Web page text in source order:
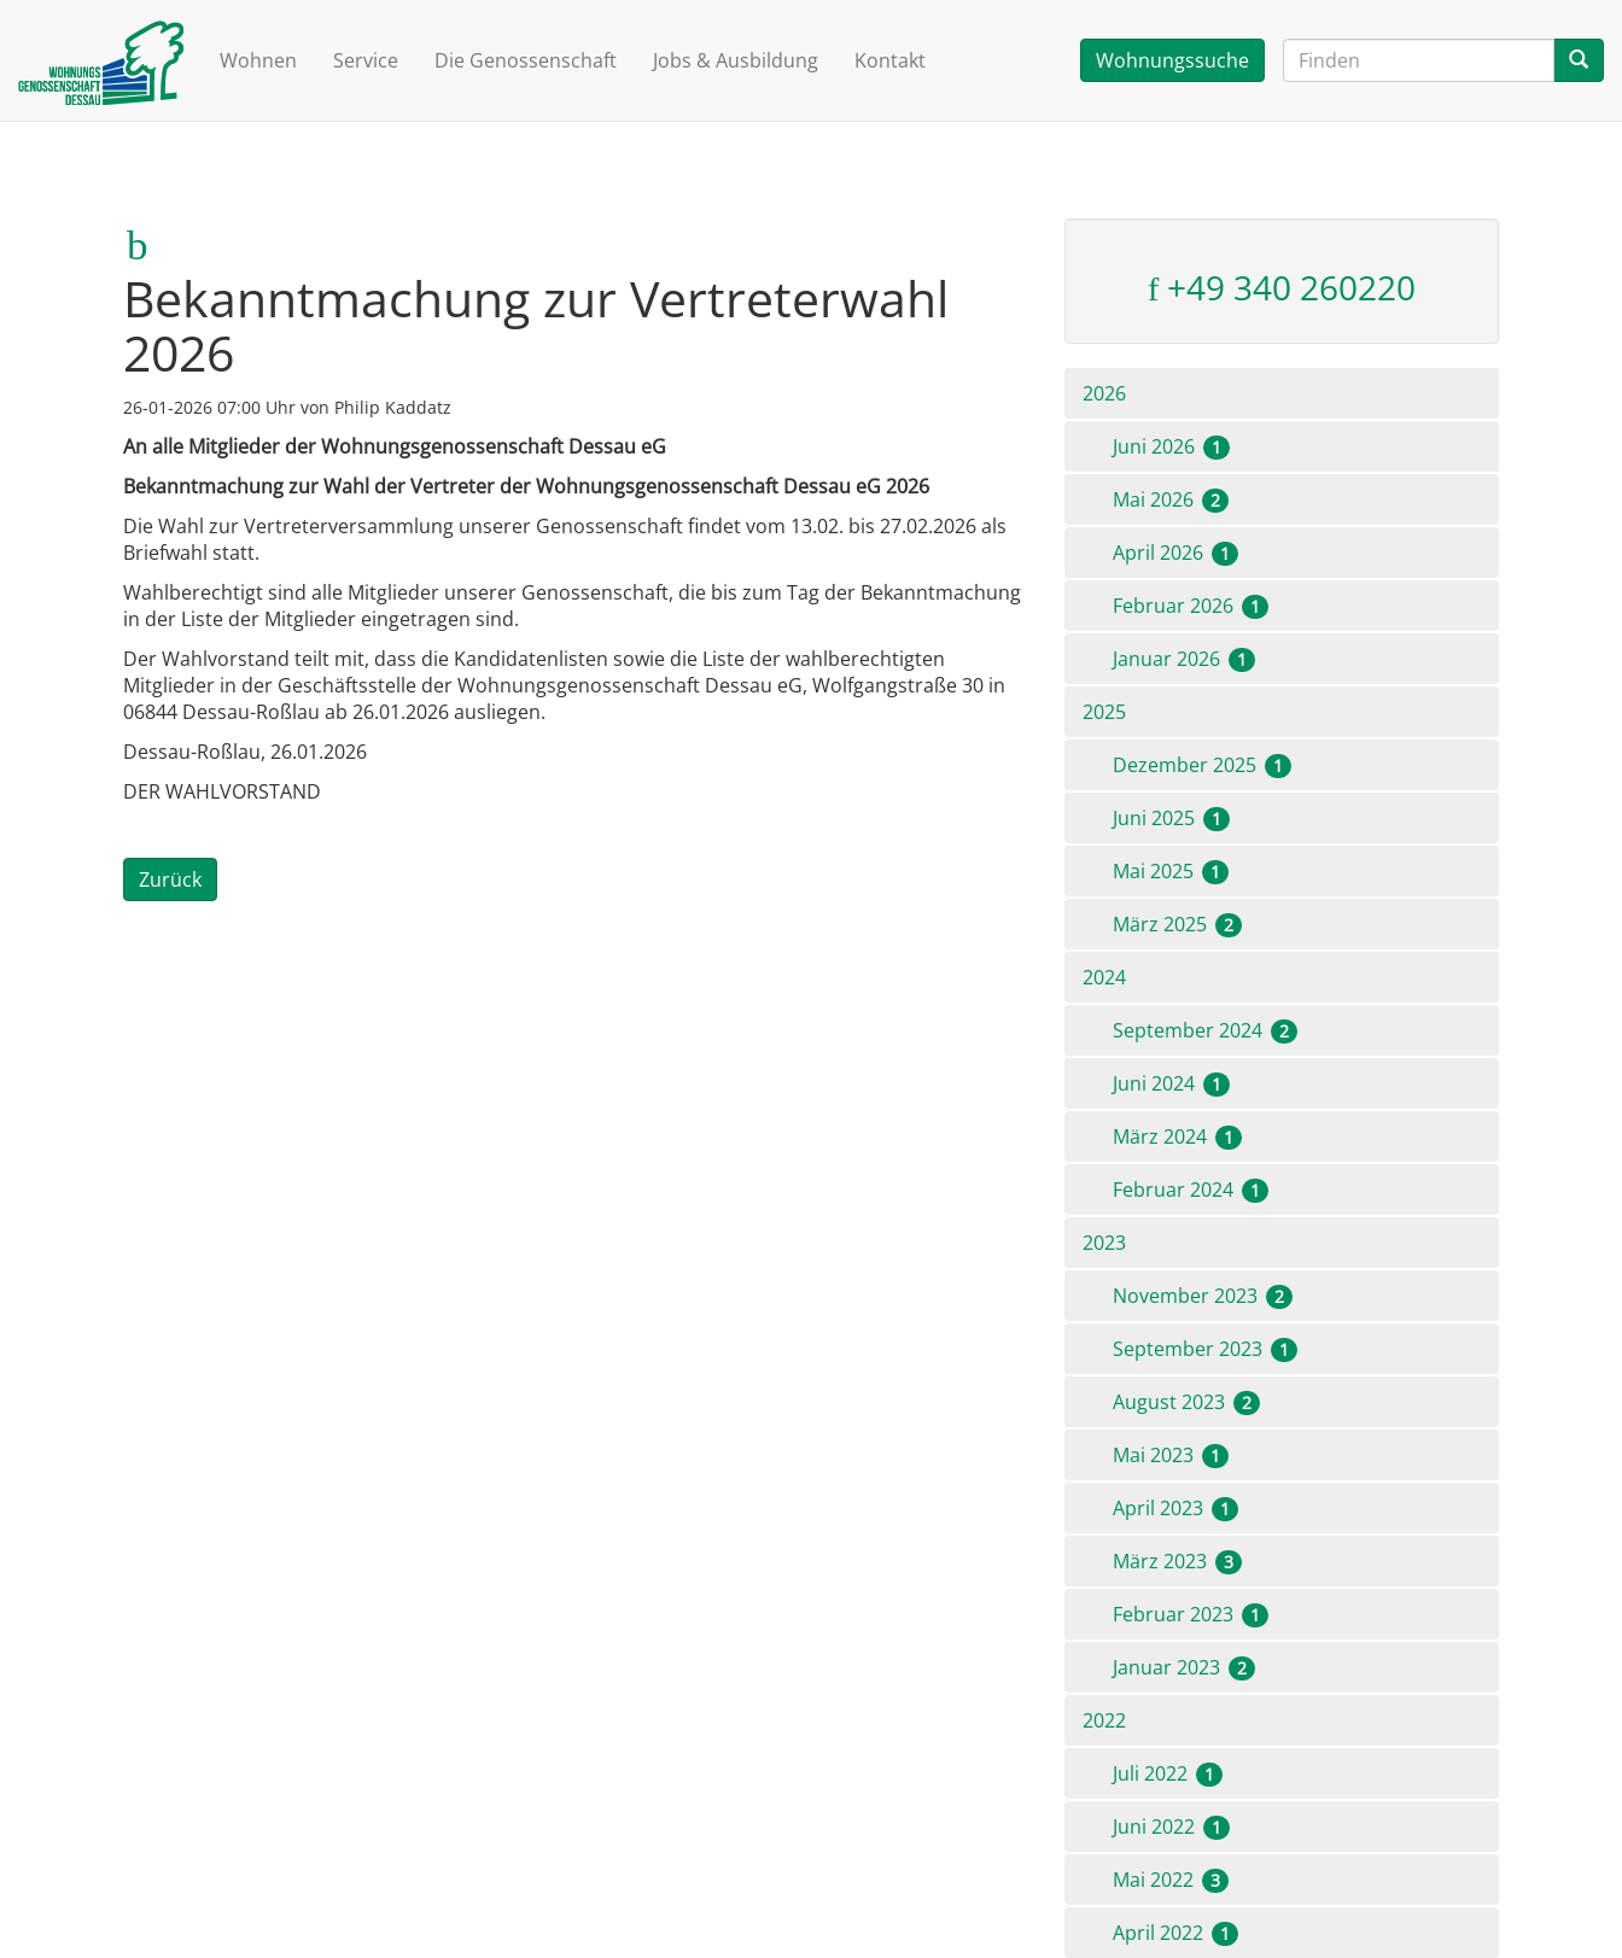
Wohnen Service Die Genossenschaft Jobs & Ausbildung Kontakt Wohnungssuche
Bekanntmachung zur Vertreterwahl
2026
26-01-2026 07:00 Uhr von Philip Kaddatz
An alle Mitglieder der Wohnungsgenossenschaft Dessau eG
Bekanntmachung zur Wahl der Vertreter der Wohnungsgenossenschaft Dessau eG 2026
Die Wahl zur Vertreterversammlung unserer Genossenschaft findet vom 13.02. bis 27.02.2026 als
Briefwahl statt.
Wahlberechtigt sind alle Mitglieder unserer Genossenschaft, die bis zum Tag der Bekanntmachung
in der Liste der Mitglieder eingetragen sind.
Der Wahlvorstand teilt mit, dass die Kandidatenlisten sowie die Liste der wahlberechtigten
Mitglieder in der Geschäftsstelle der Wohnungsgenossenschaft Dessau eG, Wolfgangstraße 30 in
06844 Dessau-Roßlau ab 26.01.2026 ausliegen.
Dessau-Roßlau, 26.01.2026
DER WAHLVORSTAND
Zurück
+49 340 260220
2026
Juni 2026
1
Mai 2026 2
April 2026 1
Februar 2026 1
Januar 2026 1
2025
Dezember 2025
1
Juni 2025 1
Mai 2025 1
März 2025 2
2024
September 2024
2
Juni 2024 1
März 2024 1
Februar 2024 1
2023
November 2023
2
September 2023 1
August 2023 2
Mai 2023 1
April 2023 1
März 2023 3
Februar 2023 1
Januar 2023 2
2022
Juli 2022
1
Juni 2022 1
Mai 2022 3
April 2022 1